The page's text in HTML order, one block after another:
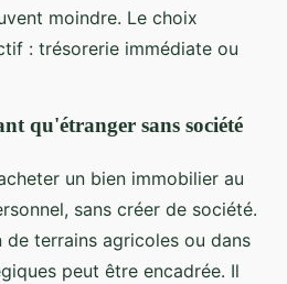
moindre. Le choix
: trésorerie immédiate ou
qu'étranger sans société
un bien immobilier au
sans créer de société.
terrains agricoles ou dans
peut être encadrée. Il